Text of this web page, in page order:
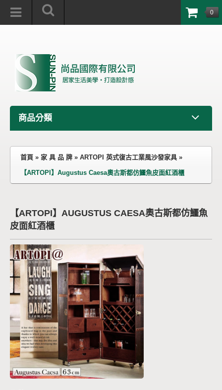
0
商品分類
首頁 » 家 具 品 牌 » ARTOPI 英式復古工業風沙發家具 »
【ARTOPI】Augustus Caesa奧古斯都仿鱷魚皮面紅酒櫃
【ARTOPI】AUGUSTUS CAESA奧古斯都仿鱷魚
皮面紅酒櫃